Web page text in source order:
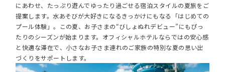
にあわせ、たっぷり遊んでゆったり過ごせる宿泊スタイルの夏旅をご
提案します。水あそびが大好きになるきっかけにもなる「はじめての
プール体験」。この夏、お子さまの“びしょぬれデビュー”にもぴっ
たりのシーズンが始まります。オフィシャルホテルならではの安心感
と快適な滞在で、小さなお子さま連れのご家族の特別な夏の思い出
づくりをサポートします。